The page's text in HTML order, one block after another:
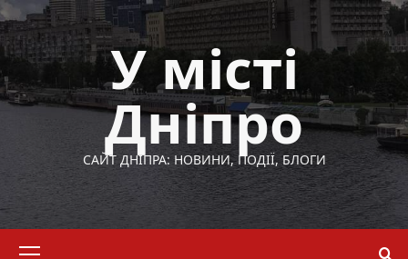
Перейти
до
вмісту
У місті
Дніпро
САЙТ ДНІПРА: НОВИНИ, ПОДІЇ, БЛОГИ